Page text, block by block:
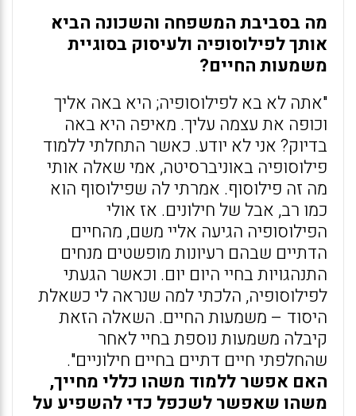
מה בסביבת המשפחה והשכונה הביא
אותך לפילוסופיה ולעיסוק בסוגיית
משמעות החיים?
"אתה לא בא לפילוסופיה; היא באה אליך
וכופה את עצמה עליך. מאיפה היא באה
בדיוק? אני לא יודע. כאשר התחלתי ללמוד
פילוסופיה באוניברסיטה, אמי שאלה אותי
מה זה פילוסוף. אמרתי לה שפילוסוף הוא
כמו רב, אבל של חילונים. אז אולי
הפילוסופיה הגיעה אליי משם, מהחיים
הדתיים שבהם רעיונות מופשטים מנחים
התנהגויות בחיי היום יום. וכאשר הגעתי
לפילוסופיה, הלכתי למה שנראה לי כשאלת
היסוד – משמעות החיים. השאלה הזאת
קיבלה משמעות נוספת בחיי לאחר
שהחלפתי חיים דתיים בחיים חילוניים".
האם אפשר ללמוד משהו כללי מחייך,
משהו שאפשר לשכפל כדי להשפיע על